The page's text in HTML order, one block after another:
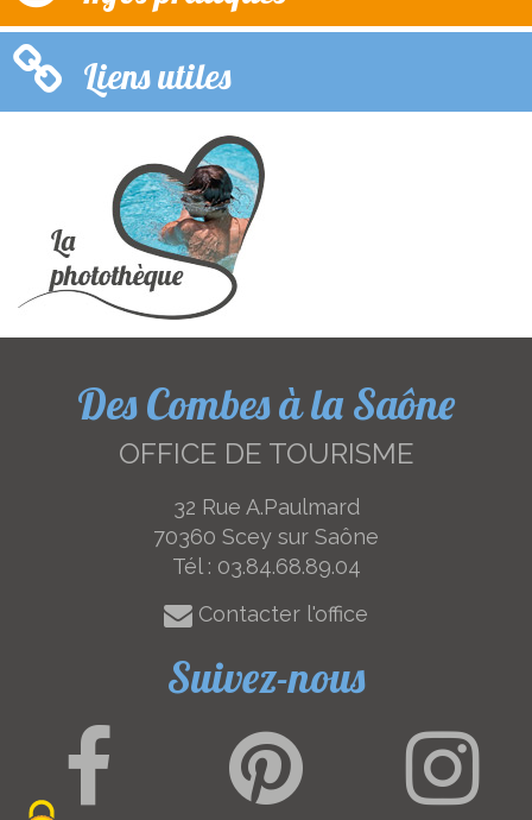
Liens utiles
Des Combes à la Saône
OFFICE DE TOURISME
32 Rue A.Paulmard
70360 Scey sur Saône
Tél : 03.84.68.89.04
Contacter l'office
Suivez-nous